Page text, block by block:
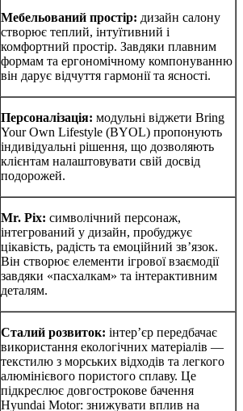
Мебельований простір: дизайн салону
створює теплий, інтуїтивний і
комфортний простір. Завдяки плавним
формам та ергономічному компонуванню
він дарує відчуття гармонії та ясності.
Персоналізація: модульні віджети Bring
Your Own Lifestyle (BYOL) пропонують
індивідуальні рішення, що дозволяють
клієнтам налаштовувати свій досвід
подорожей.
Mr. Pix: символічний персонаж,
інтегрований у дизайн, пробуджує
цікавість, радість та емоційний зв’язок.
Він створює елементи ігрової взаємодії
завдяки «пасхалкам» та інтерактивним
деталям.
Сталий розвиток: інтер’єр передбачає
використання екологічних матеріалів —
текстилю з морських відходів та легкого
алюмінієвого пористого сплаву. Це
підкреслює довгострокове бачення
Hyundai Motor: знижувати вплив на